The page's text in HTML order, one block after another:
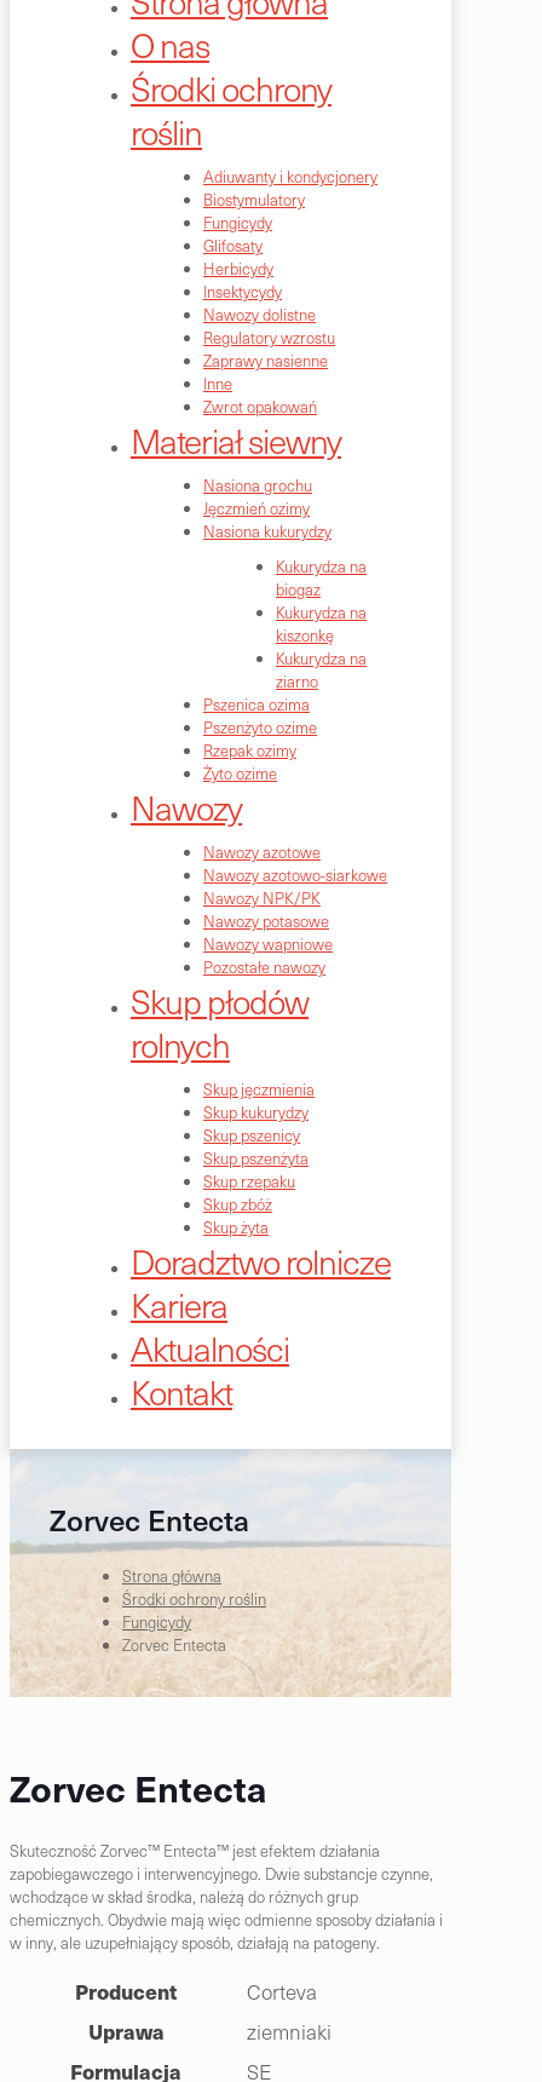
O nas
Środki ochrony
roślin
Adiuwanty i kondycjonery
Biostymulatory
Fungicydy
Glifosaty
Herbicydy
Insektycydy
Nawozy dolistne
Regulatory wzrostu
Zaprawy nasienne
Inne
Zwrot opakowań
Materiał siewny
Nasiona grochu
Jęczmień ozimy
Nasiona kukurydzy
Kukurydza na
biogaz
Kukurydza na
kiszonkę
Kukurydza na
ziarno
Pszenica ozima
Pszenżyto ozime
Rzepak ozimy
Żyto ozime
Nawozy
Nawozy azotowe
Nawozy azotowo-siarkowe
Nawozy NPK/PK
Nawozy potasowe
Nawozy wapniowe
Pozostałe nawozy
Skup płodów
rolnych
Skup jęczmienia
Skup kukurydzy
Skup pszenicy
Skup pszenżyta
Skup rzepaku
Skup zbóż
Skup żyta
Doradztwo rolnicze
Kariera
Aktualności
Kontakt
Zorvec Entecta
Strona główna
Środki ochrony roślin
Fungicydy
Zorvec Entecta
Zorvec Entecta
Skuteczność Zorvec™ Entecta™ jest efektem działania
zapobiegawczego i interwencyjnego. Dwie substancje czynne,
wchodzące w skład środka, należą do różnych grup
chemicznych. Obydwie mają więc odmienne sposoby działania i
w inny, ale uzupełniający sposób, działają na patogeny.
Producent Corteva
Uprawa ziemniaki
Formulacja SE